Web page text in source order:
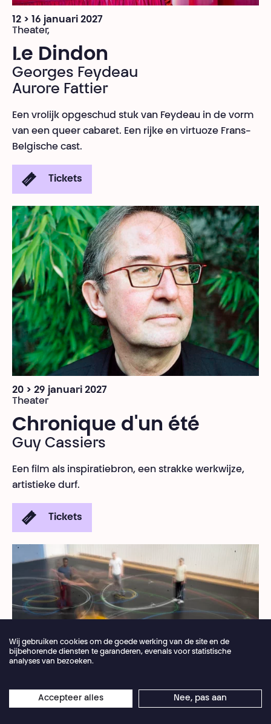
12 > 16 januari 2027
Theater,
Le Dindon
Georges Feydeau
Aurore Fattier
Een vrolijk opgeschud stuk van Feydeau in de vorm
van een queer cabaret. Een rijke en virtuoze Frans-
Belgische cast.
Tickets
20 > 29 januari 2027
Theater
Chronique d'un été
Guy Cassiers
Een film als inspiratiebron, een strakke werkwijze,
artistieke durf.
Tickets
Jaarlijkse vakantie van de theaterbalie 04.07 >
16.08.2026Online reserveringen blijven 24/7 open
Wij gebruiken cookies om de goede werking van de site en de
bijbehorende diensten te garanderen, evenals voor statistische
analyses van bezoeken.
Accepteer alles Nee, pas aan